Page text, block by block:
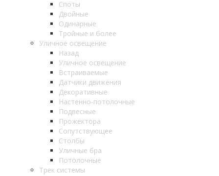
Споты
Двойные
Одинарные
Тройные и более
Уличное освещение
Назад
Уличное освещение
Встраиваемые
Датчики движения
Декоративные
Настенно-потолочные
Подвесные
Прожектора
Сопутствующее
Столбы
Уличные бра
Потолочные
Трек системы